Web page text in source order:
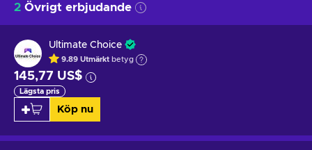
2 Övrigt erbjudande
Ultimate Choice
9.89 Utmärkt betyg
145,77 US$
Lägsta pris
Köp nu